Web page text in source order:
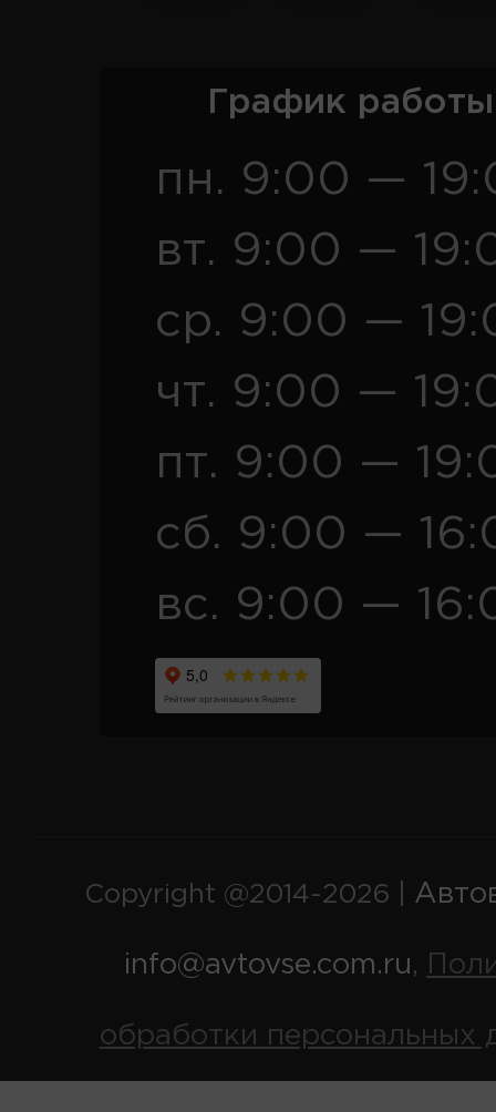
График
пн. 9:00 —
вт. 9:00 —
ср. 9:00 —
чт. 9:00 —
пт. 9:00 —
сб. 9:00 —
вс. 9:00 —
Copyright @2014-2026 |
info@avtovse.com.ru,
обработки персональных